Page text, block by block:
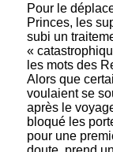
Pour le
Princes, les
subi un
«
les mots des
Alors que
voulaient se
après le
bloqué les
pour une